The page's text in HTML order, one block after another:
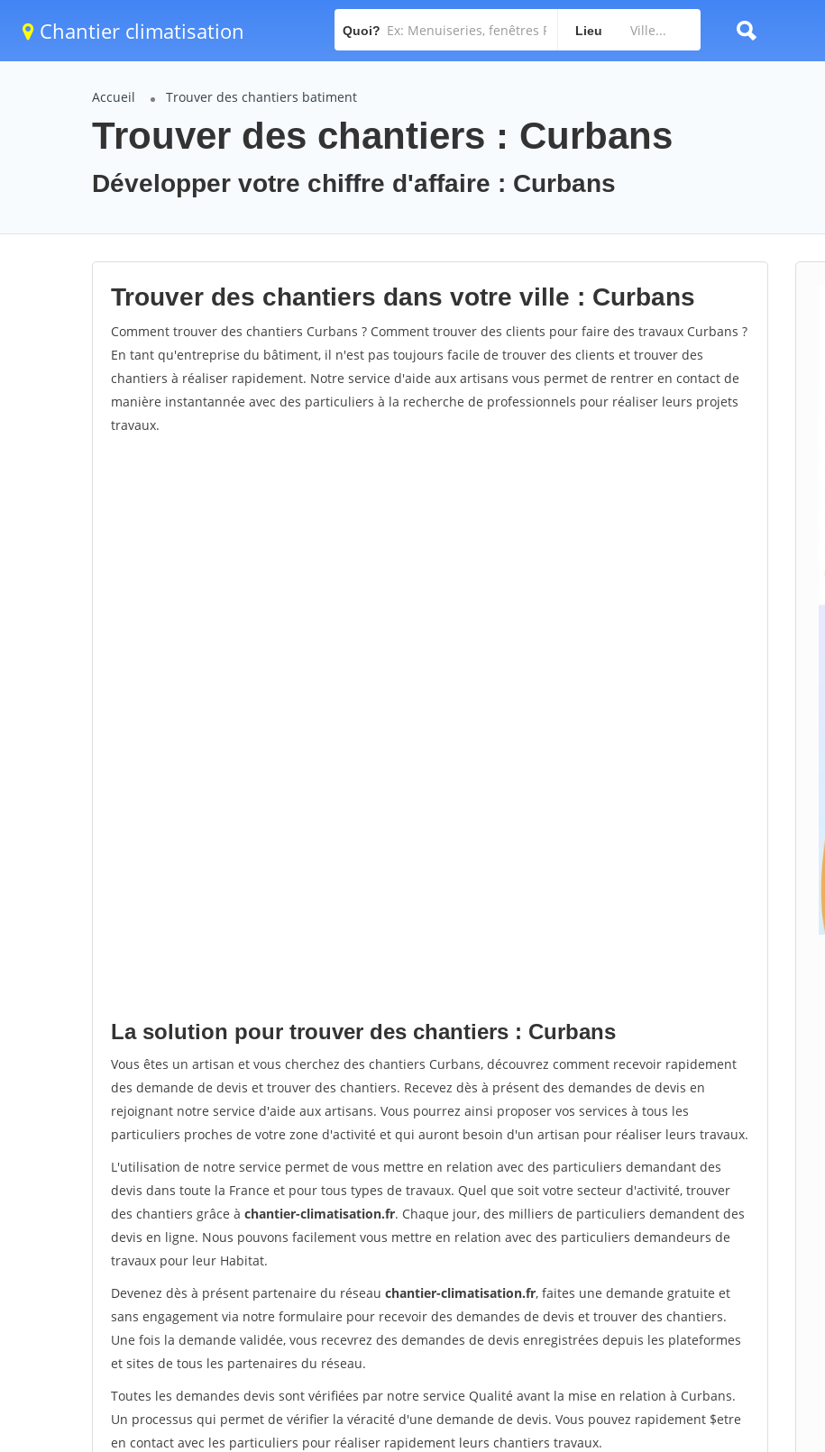
Chantier climatisation Quoi? Lieu
Accueil Trouver des chantiers batiment
Trouver des chantiers : Curbans
Développer votre chiffre d'affaire : Curbans
Trouver des chantiers dans votre ville : Curbans
Comment trouver des chantiers Curbans ? Comment trouver des clients pour faire des travaux Curbans ?
En tant qu'entreprise du bâtiment, il n'est pas toujours facile de trouver des clients et trouver des
chantiers à réaliser rapidement. Notre service d'aide aux artisans vous permet de rentrer en contact de
manière instantannée avec des particuliers à la recherche de professionnels pour réaliser leurs projets
travaux.
La solution pour trouver des chantiers : Curbans
Vous êtes un artisan et vous cherchez des chantiers Curbans, découvrez comment recevoir rapidement
des demande de devis et trouver des chantiers. Recevez dès à présent des demandes de devis en
rejoignant notre service d'aide aux artisans. Vous pourrez ainsi proposer vos services à tous les
particuliers proches de votre zone d'activité et qui auront besoin d'un artisan pour réaliser leurs travaux.
L'utilisation de notre service permet de vous mettre en relation avec des particuliers demandant des
devis dans toute la France et pour tous types de travaux. Quel que soit votre secteur d'activité, trouver
des chantiers grâce à chantier-climatisation.fr. Chaque jour, des milliers de particuliers demandent des
devis en ligne. Nous pouvons facilement vous mettre en relation avec des particuliers demandeurs de
travaux pour leur Habitat.
Devenez dès à présent partenaire du réseau chantier-climatisation.fr, faites une demande gratuite et
sans engagement via notre formulaire pour recevoir des demandes de devis et trouver des chantiers.
Une fois la demande validée, vous recevrez des demandes de devis enregistrées depuis les plateformes
et sites de tous les partenaires du réseau.
Toutes les demandes devis sont vérifiées par notre service Qualité avant la mise en relation à Curbans.
Un processus qui permet de vérifier la véracité d'une demande de devis. Vous pouvez rapidement $etre
en contact avec les particuliers pour réaliser rapidement leurs chantiers travaux.